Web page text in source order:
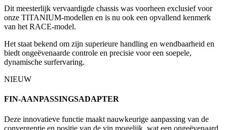
Dit meesterlijk vervaardigde chassis was voorheen exclusief voor
onze TITANIUM-modellen en is nu ook een opvallend kenmerk
van het RACE-model.
Het staat bekend om zijn superieure handling en wendbaarheid en
biedt ongeëvenaarde controle en precisie voor een soepele,
dynamische surfervaring.
NIEUW
FIN-AANPASSINGSADAPTER
Deze innovatieve functie maakt nauwkeurige aanpassing van de
convergentie en positie van de vin mogelijk, wat een ongeëvenaard